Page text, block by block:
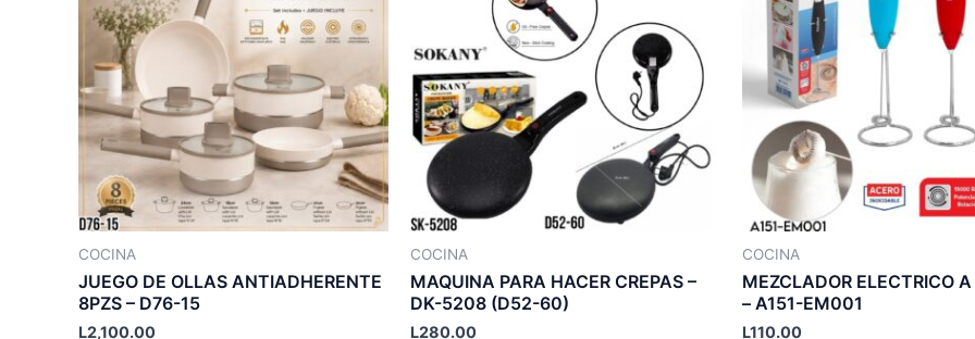
COCINA
JUEGO DE OLLAS ANTIADHERENTE
8PZS – D76-15
L2,100.00
COCINA
MAQUINA PARA HACER CREPAS –
DK-5208 (D52-60)
L280.00
COCINA
MEZCLADOR ELECTRICO
– A151-EM001
L110.00